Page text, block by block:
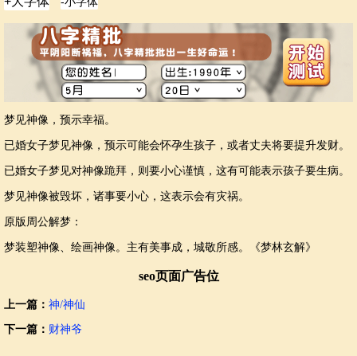
梦见神像，预示幸福。
已婚女子梦见神像，预示可能会怀孕生孩子，或者丈夫将要提升发财。
已婚女子梦见对神像跪拜，则要小心谨慎，这有可能表示孩子要生病。
梦见神像被毁坏，诸事要小心，这表示会有灾祸。
原版周公解梦：
梦装塑神像、绘画神像。主有美事成，城敬所感。《梦林玄解》
seo页面广告位
上一篇： 神/神仙
下一篇： 财神爷